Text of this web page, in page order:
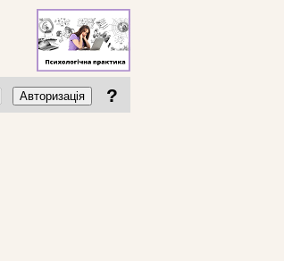
Авторизація ?